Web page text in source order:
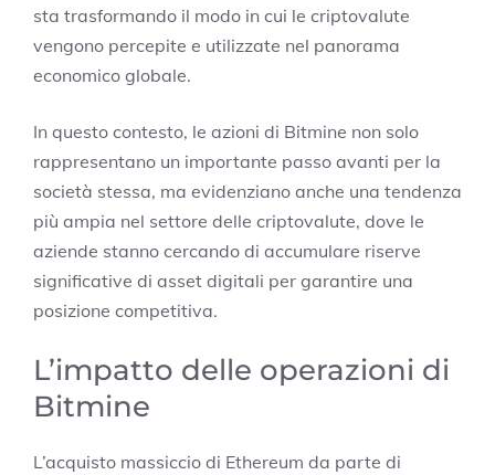
sta trasformando il modo in cui le criptovalute
vengono percepite e utilizzate nel panorama
economico globale.
In questo contesto, le azioni di Bitmine non solo
rappresentano un importante passo avanti per la
società stessa, ma evidenziano anche una tendenza
più ampia nel settore delle criptovalute, dove le
aziende stanno cercando di accumulare riserve
significative di asset digitali per garantire una
posizione competitiva.
L’impatto delle operazioni di
Bitmine
L’acquisto massiccio di Ethereum da parte di